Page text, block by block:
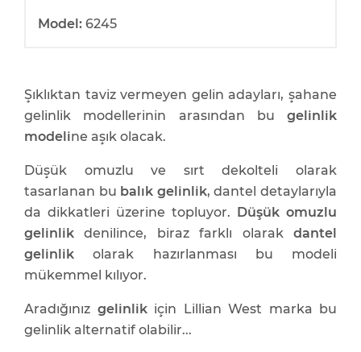
Model: 6245
Şıklıktan taviz vermeyen gelin adayları, şahane
gelinlik modellerinin arasından bu gelinlik
modeline aşık olacak.
Düşük omuzlu ve sırt dekolteli olarak
tasarlanan bu balık gelinlik, dantel detaylarıyla
da dikkatleri üzerine topluyor. Düşük omuzlu
gelinlik denilince, biraz farklı olarak dantel
gelinlik olarak hazırlanması bu modeli
mükemmel kılıyor.
Aradığınız gelinlikiçin Lillian West marka bu
gelinlik alternatif olabilir...